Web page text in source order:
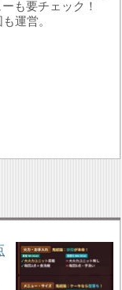
も要チェック！
運営。